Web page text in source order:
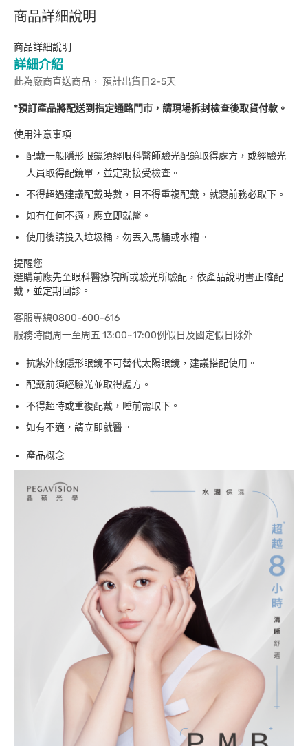
商品詳細說明
商品詳細說明
詳細介紹
此為廠商直送商品， 預計出貨日2-5天
*預訂產品將配送到指定通路門市，請現場拆封檢查後取貨付款。
使用注意事項
配戴一般隱形眼鏡須經眼科醫師驗光配鏡取得處方，或經驗光
人員取得配鏡單，並定期接受檢查。
不得超過建議配戴時數，且不得重複配戴，就寢前務必取下。
如有任何不適，應立即就醫。
使用後請投入垃圾桶，勿丟入馬桶或水槽。
提醒您
選購前應先至眼科醫療院所或驗光所驗配，依產品說明書正確配
戴，並定期回診。
客服專線0800-600-616
服務時間周一至周五 13:00~17:00例假日及國定假日除外
抗紫外線隱形眼鏡不可替代太陽眼鏡，建議搭配使用。
配戴前須經驗光並取得處方。
不得超時或重複配戴，睡前需取下。
如有不適，請立即就醫。
產品概念